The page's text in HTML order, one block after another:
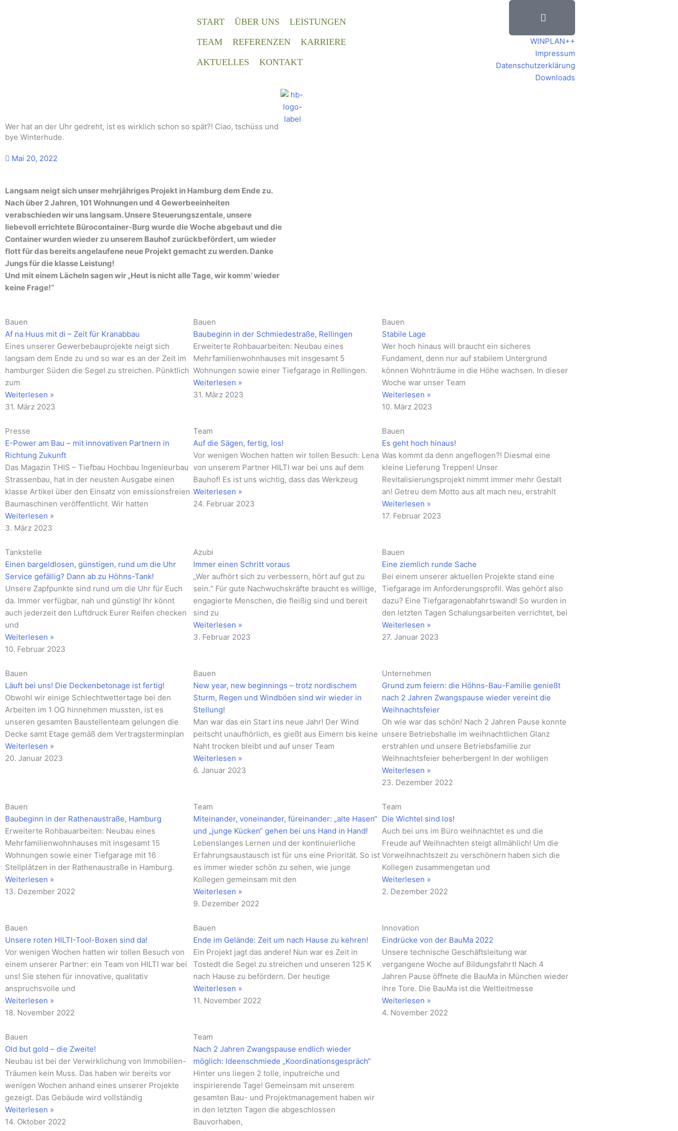
START ÜBER UNS
LEISTUNGEN
TEAM
REFERENZEN
KARRIERE
AKTUELLES
KONTAKT
WINPLAN++
Impressum
Datenschutzerklärung
Downloads
Wer hat an der Uhr gedreht, ist es wirklich schon so spät?! Ciao, tschüss und
bye Winterhude.
Mai 20, 2022
Langsam neigt sich unser mehrjähriges Projekt in Hamburg dem Ende zu.
Nach über 2 Jahren, 101 Wohnungen und 4 Gewerbeeinheiten
verabschieden wir uns langsam. Unsere Steuerungszentale, unsere
liebevoll errichtete Bürocontainer-Burg wurde die Woche abgebaut und die
Container wurden wieder zu unserem Bauhof zurückbefördert, um wieder
flott für das bereits angelaufene neue Projekt gemacht zu werden.Danke
Jungs für die klasse Leistung!
Und mit einem Lächeln sagen wir „Heut is nicht alle Tage, wir komm’ wieder
keine Frage!“
Bauen
Af na Huus mit di – Zeit für Kranabbau
Eines unserer Gewerbebauprojekte neigt sich
langsam dem Ende zu und so war es an der Zeit im
hamburger Süden die Segel zu streichen. Pünktlich
zum
Weiterlesen »
31. März 2023
Bauen
Baubeginn in der Schmiedestraße, Rellingen
Erweiterte Rohbauarbeiten: Neubau eines
Mehrfamilienwohnhauses mit insgesamt 5
Wohnungen sowie einer Tiefgarage in Rellingen.
Weiterlesen »
31. März 2023
Bauen
Stabile Lage
Wer hoch hinaus will braucht ein sicheres
Fundament, denn nur auf stabilem Untergrund
können Wohnträume in die Höhe wachsen. In dieser
Woche war unser Team
Weiterlesen »
10. März 2023
Presse
E-Power am Bau – mit innovativen Partnern in
Richtung Zukunft
Das Magazin THIS – Tiefbau Hochbau Ingenieurbau
Strassenbau, hat in der neusten Ausgabe einen
klasse Artikel über den Einsatz von emissionsfreien
Baumaschinen veröffentlicht. Wir hatten
Weiterlesen »
3. März 2023
Team
Auf die Sägen, fertig, los!
Vor wenigen Wochen hatten wir tollen Besuch: Lena
von unserem Partner HILTI war bei uns auf dem
Bauhof! Es ist uns wichtig, dass das Werkzeug
Weiterlesen »
24. Februar 2023
Bauen
Es geht hoch hinaus!
Was kommt da denn angeflogen?! Diesmal eine
kleine Lieferung Treppen! Unser
Revitalisierungsprojekt nimmt immer mehr Gestalt
an! Getreu dem Motto aus alt mach neu, erstrahlt
Weiterlesen »
17. Februar 2023
Tankstelle
Einen bargeldlosen, günstigen, rund um die Uhr
Service gefällig? Dann ab zu Höhns-Tank!
Unsere Zapfpunkte sind rund um die Uhr für Euch
da. Immer verfügbar, nah und günstig! Ihr könnt
auch jederzeit den Luftdruck Eurer Reifen checken
und
Weiterlesen »
10. Februar 2023
Azubi
Immer einen Schritt voraus
„Wer aufhört sich zu verbessern, hört auf gut zu
sein.“ Für gute Nachwuchskräfte braucht es willige,
engagierte Menschen, die fleißig sind und bereit
sind zu
Weiterlesen »
3. Februar 2023
Bauen
Eine ziemlich runde Sache
Bei einem unserer aktuellen Projekte stand eine
Tiefgarage im Anforderungsprofil. Was gehört also
dazu? Eine Tiefgaragenabfahrtswand! So wurden in
den letzten Tagen Schalungsarbeiten verrichtet, bei
Weiterlesen »
27. Januar 2023
Bauen
Läuft bei uns! Die Deckenbetonage ist fertig!
Obwohl wir einige Schlechtwettertage bei den
Arbeiten im 1 OG hinnehmen mussten, ist es
unseren gesamten Baustellenteam gelungen die
Decke samt Etage gemäß dem Vertragsterminplan
Weiterlesen »
20. Januar 2023
Bauen
New year, new beginnings – trotz nordischem
Sturm, Regen und Windböen sind wir wieder in
Stellung!
Man war das ein Start ins neue Jahr! Der Wind
peitscht unaufhörlich, es gießt aus Eimern bis keine
Naht trocken bleibt und auf unser Team
Weiterlesen »
6. Januar 2023
Unternehmen
Grund zum feiern: die Höhns-Bau-Familie genießt
nach 2 Jahren Zwangspause wieder vereint die
Weihnachtsfeier
Oh wie war das schön! Nach 2 Jahren Pause konnte
unsere Betriebshalle im weihnachtlichen Glanz
erstrahlen und unsere Betriebsfamilie zur
Weihnachtsfeier beherbergen! In der wohligen
Weiterlesen »
23. Dezember 2022
Bauen
Baubeginn in der Rathenaustraße, Hamburg
Erweiterte Rohbauarbeiten: Neubau eines
Mehrfamilienwohnhauses mit insgesamt 15
Wohnungen sowie einer Tiefgarage mit 16
Stellplätzen in der Rathenaustraße in Hamburg.
Weiterlesen »
13. Dezember 2022
Team
Miteinander, voneinander, füreinander: „alte Hasen“
und „junge Kücken“ gehen bei uns Hand in Hand!
Lebenslanges Lernen und der kontinuierliche
Erfahrungsaustausch ist für uns eine Priorität. So ist
es immer wieder schön zu sehen, wie junge
Kollegen gemeinsam mit den
Weiterlesen »
9. Dezember 2022
Team
Die Wichtel sind los!
Auch bei uns im Büro weihnachtet es und die
Freude auf Weihnachten steigt allmählich! Um die
Vorweihnachtszeit zu verschönern haben sich die
Kollegen zusammengetan und
Weiterlesen »
2. Dezember 2022
Bauen
Unsere roten HILTI-Tool-Boxen sind da!
Vor wenigen Wochen hatten wir tollen Besuch von
einem unserer Partner: ein Team von HILTI war bei
uns! Sie stehen für innovative, qualitativ
anspruchsvolle und
Weiterlesen »
18. November 2022
Bauen
Ende im Gelände: Zeit um nach Hause zu kehren!
Ein Projekt jagt das andere! Nun war es Zeit in
Tostedt die Segel zu streichen und unseren 125 K
nach Hause zu befördern. Der heutige
Weiterlesen »
11. November 2022
Innovation
Eindrücke von der BauMa 2022
Unsere technische Geschäftsleitung war
vergangene Woche auf Bildungsfahrt! Nach 4
Jahren Pause öffnete die BauMa in München wieder
ihre Tore. Die BauMa ist die Weltleitmesse
Weiterlesen »
4. November 2022
Bauen
Old but gold – die Zweite!
Neubau ist bei der Verwirklichung von Immobilien-
Träumen kein Muss. Das haben wir bereits vor
wenigen Wochen anhand eines unserer Projekte
gezeigt. Das Gebäude wird vollständig
Weiterlesen »
14. Oktober 2022
Team
Nach 2 Jahren Zwangspause endlich wieder
möglich: Ideenschmiede „Koordinationsgespräch“
Hinter uns liegen 2 tolle, inputreiche und
inspirierende Tage! Gemeinsam mit unserem
gesamten Bau- und Projektmanagement haben wir
in den letzten Tagen die abgeschlossen
Bauvorhaben,